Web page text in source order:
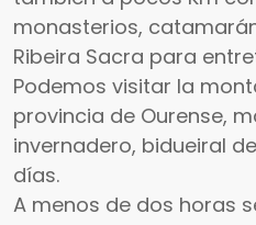
monasterios,
Ribeira Sacra para
Podemos visitar la
provincia de Ourense,
invernadero, bidueiral
días.
A menos de dos horas